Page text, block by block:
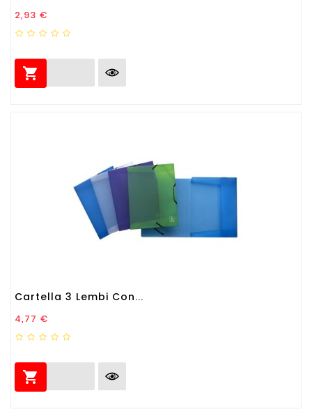
Prezzo
2,93 €

Cartella 3 Lembi Con...
Prezzo
4,77 €
